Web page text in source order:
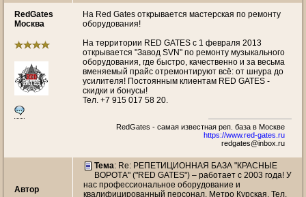
RedGates
Москва
На Red Gates открывается мастерская по ремонту
оборудования!
На территории RED GATES с 1 февраля 2013
открывается "Завод SVN" по ремонту музыкального
оборудования, где быстро, качественно и за весьма
вменяемый прайс отремонтируют всё: от шнура до
усилителя! Постоянным клиентам RED GATES -
скидки и бонусы!
Тел. +7 915 017 58 20.
RedGates - самая известная реп. база в Москве
https://www.red-gates.ru
redgates@inbox.ru
Автор
Тема: Re: РЕПЕТИЦИОННАЯ БАЗА "КРАСНЫЕ
ВОРОТА" ("RED GATES") – работает с 2003 года! У
нас профессиональное оборудование и
квалифицированный персонал. Метро Курская, Тел.